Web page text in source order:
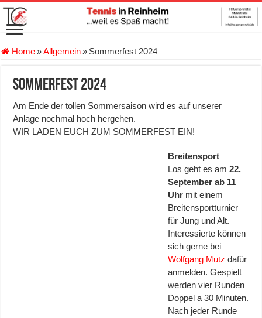
Home»Allgemein» Sommerfest 2024
Sommerfest 2024
Am Ende der tollen Sommersaison wird es auf unserer
Anlage nochmal hoch hergehen.
WIR LADEN EUCH ZUM SOMMERFEST EIN!
Breitensport
Los geht es am22.
September ab 11
Uhr mit einem
Breitensportturnier
für Jung und Alt.
Interessierte können
sich gerne bei
Wolfgang Mutz dafür
anmelden. Gespielt
werden vier Runden
Doppel a 30 Minuten.
Nach jeder Runde